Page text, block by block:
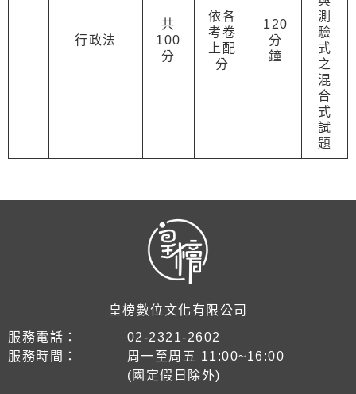
行政法
共
100
分
依各
考卷
上配
分
120
分
鐘
測
驗
式
之
混
合
式
試
題
皇榜數位文化有限公司
服務電話：
02-2321-2602
服務時間：
周一至周五 11:00~16:00
(國定假日除外)